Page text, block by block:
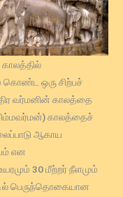
கொண்ட ஒரு சிற்பச்
வர்மனின் காலத்தை
காலத்தைச்
ஆகாய
என
30 மீற்றர் நீளமும்
பெருந்தொகையான